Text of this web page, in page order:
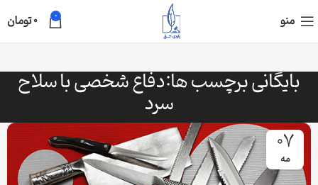
منو 0
0تومان
بایگانی برچسب ها:دفاع شخصی با سلاح
سرد
07
مه